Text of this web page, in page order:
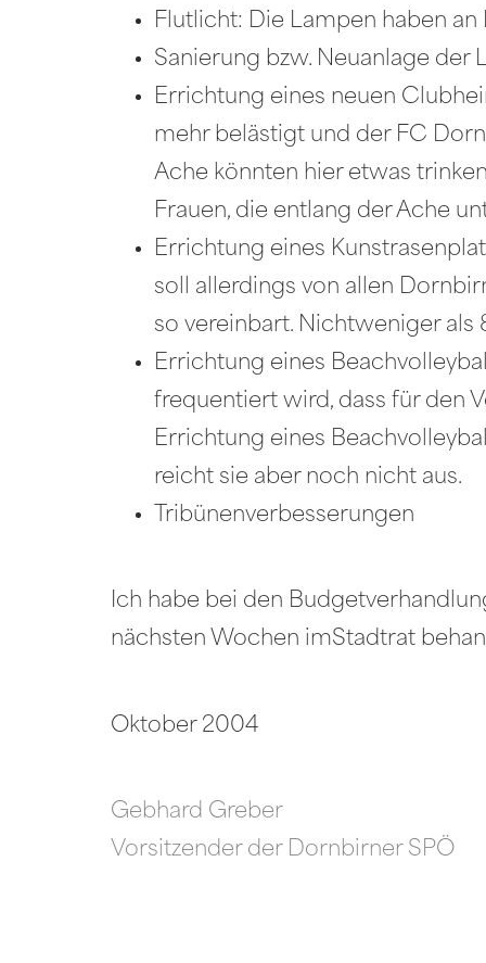
Flutlicht: Die Lampen haben
Sanierung bzw. Neuanlage der
Errichtung eines neuen
mehr belästigt und der FC
Ache könnten hier etwas
Frauen, die entlang der Ache
Errichtung eines
soll allerdings von allen
so vereinbart. Nichtweniger
Errichtung eines
frequentiert wird, dass für den
Errichtung eines
reicht sie aber noch nicht aus.
Tribünenverbesserungen
Ich habe bei den
nächsten Wochen imStadtrat
Oktober 2004
Gebhard Greber
Vorsitzender der Dornbirner SPÖ